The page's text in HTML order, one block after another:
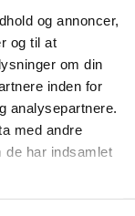
og annoncer,
og til at
om din
inden for
analysepartnere.
med andre
de har indsamlet